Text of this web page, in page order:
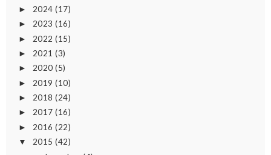
► 2024 (17)
► 2023 (16)
► 2022 (15)
► 2021 (3)
► 2020 (5)
► 2019 (10)
► 2018 (24)
► 2017 (16)
► 2016 (22)
▼ 2015 (42)